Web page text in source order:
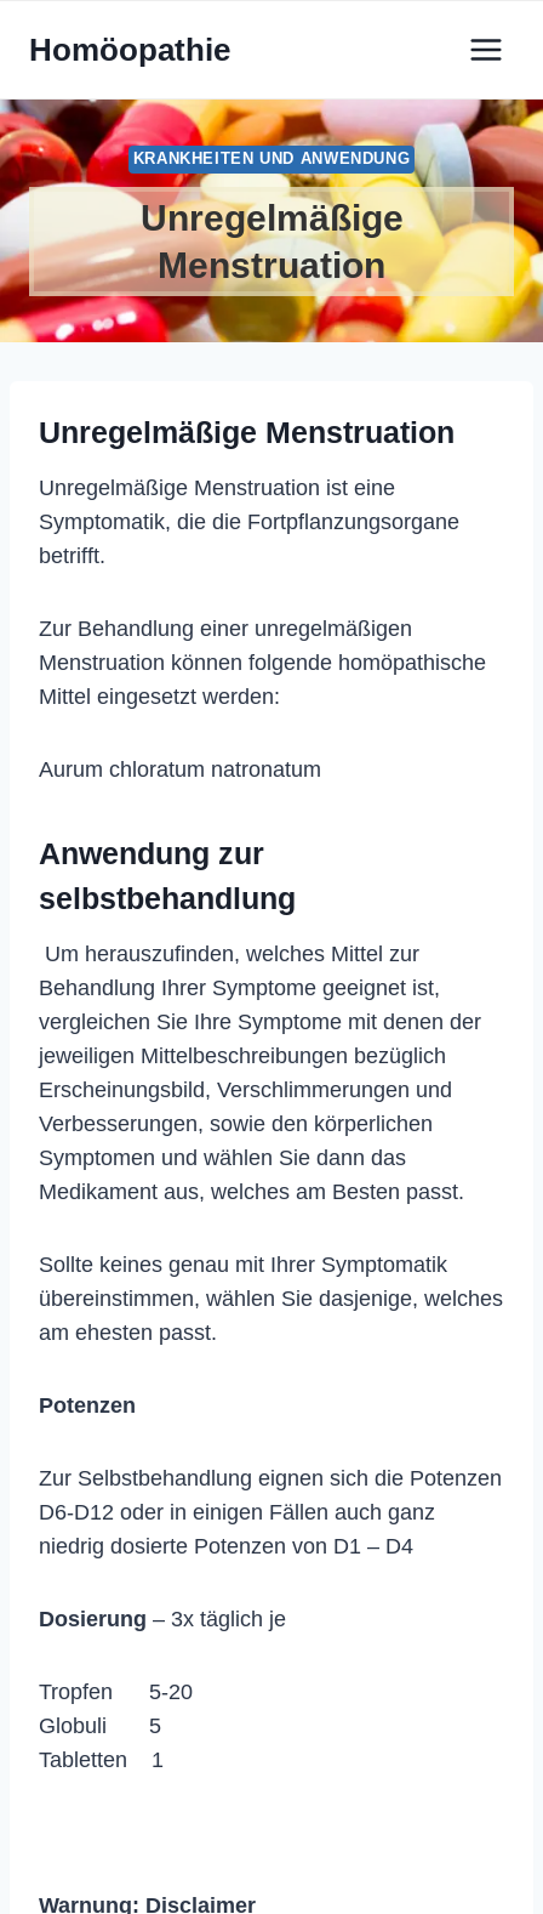
InhaltHomöopathie
KRANKHEITEN UND ANWENDUNG
Unregelmäßige
Menstruation
Unregelmäßige Menstruation
Unregelmäßige Menstruation ist eine
Symptomatik, die die Fortpflanzungsorgane
betrifft.
Zur Behandlung einer unregelmäßigen
Menstruation können folgende homöpathische
Mittel eingesetzt werden:
Aurum chloratum natronatum
Anwendung zur
selbstbehandlung
Um herauszufinden, welches Mittel zur
Behandlung Ihrer Symptome geeignet ist,
vergleichen Sie Ihre Symptome mit denen der
jeweiligen Mittelbeschreibungen bezüglich
Erscheinungsbild, Verschlimmerungen und
Verbesserungen, sowie den körperlichen
Symptomen und wählen Sie dann das
Medikament aus, welches am Besten passt.
Sollte keines genau mit Ihrer Symptomatik
übereinstimmen, wählen Sie dasjenige, welches
am ehesten passt.
Potenzen
Zur Selbstbehandlung eignen sich die Potenzen
D6-D12 oder in einigen Fällen auch ganz
niedrig dosierte Potenzen von D1 – D4
Dosierung – 3x täglich je
Tropfen 5-20
Globuli 5
Tabletten 1
Warnung: Disclaimer